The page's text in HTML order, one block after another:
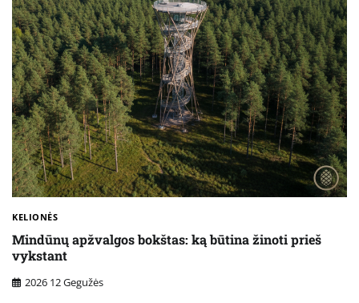
KELIONĖS
Mindūnų apžvalgos bokštas: ką būtina žinoti prieš
vykstant
2026 12 Gegužės